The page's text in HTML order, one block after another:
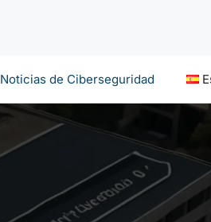
Noticias de Ciberseguridad